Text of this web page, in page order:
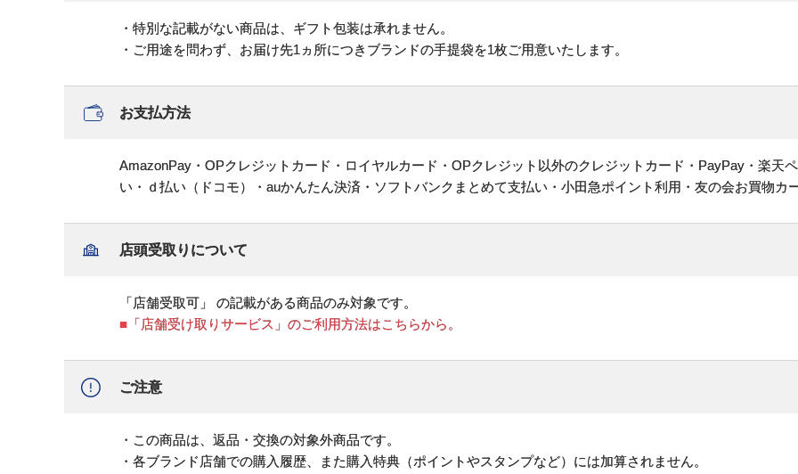
・特別な記載がない商品は、ギフト包装は承れません。
・ご用途を問わず、お届け先1ヵ所につきブランドの手提袋を1枚ご用意いたします。
お支払方法
AmazonPay・OPクレジットカード・ロイヤルカード・OPクレジット以外のクレジットカード・PayPay・楽天
い・ｄ払い（ドコモ）・auかんたん決済・ソフトバンクまとめて支払い・小田急ポイント利用・友の会お買物カ
店頭受取りについて
「店舗受取可」 の記載がある商品のみ対象です。
■「店舗受け取りサービス」のご利用方法はこちらから。
ご注意
・この商品は、返品・交換の対象外商品です。
・各ブランド店舗での購入履歴、また購入特典（ポイントやスタンプなど）には加算されません。